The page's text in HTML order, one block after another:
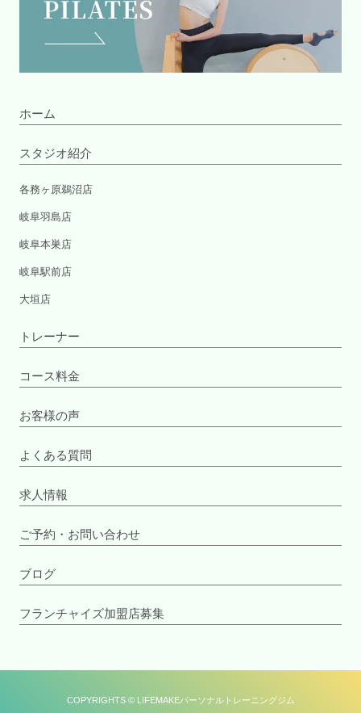
ホーム
スタジオ紹介
各務ヶ原鵜沼店
岐阜羽島店
岐阜本巣店
岐阜駅前店
大垣店
トレーナー
コース料金
お客様の声
よくある質問
求人情報
ご予約・お問い合わせ
ブログ
フランチャイズ加盟店募集
COPYRIGHTS © LIFEMAKEパーソナルトレーニングジム